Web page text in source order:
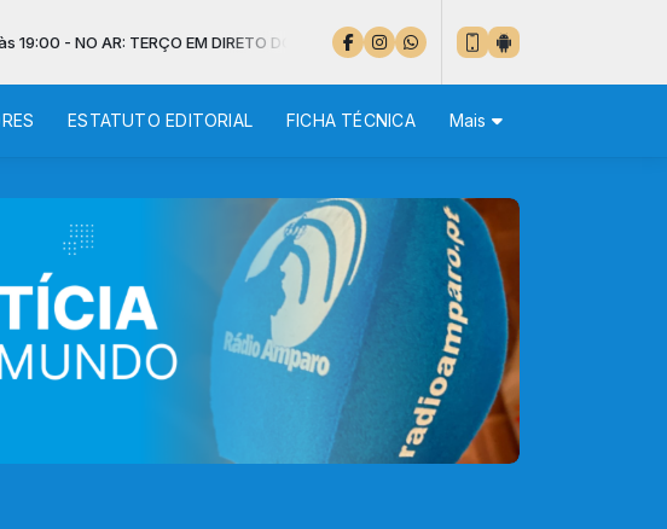
TERÇO EM DIRETO DO SANTUÁRIO DE FÁTIMA
ESTATUTO EDITORIAL FICHA TÉCNICA Mais